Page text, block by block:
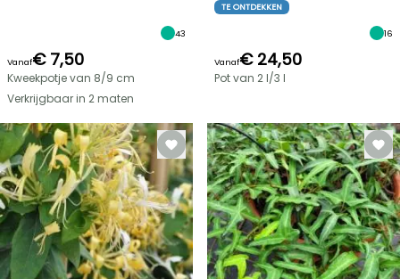
43
Vanaf€ 7,50
Kweekpotje van 8/9 cm
Verkrijgbaar in 2 maten
TE ONTDEKKEN
16
Vanaf€ 24,50
Pot van 2 l/3 l